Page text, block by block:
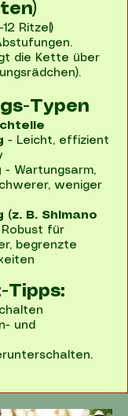
Ritzel)
die Kette über
Typen
- Leicht, effizient
- Wartungsarm,
weniger
(z. B. Shimano
für
begrenzte
Tipps:
und